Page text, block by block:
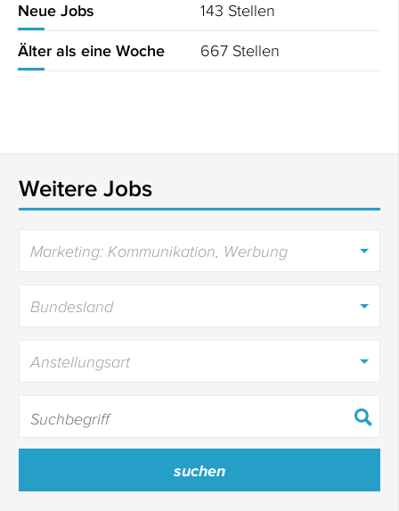
Neue Jobs 143 Stellen
Älter als eine Woche 667 Stellen
Weitere Jobs
Marketing: Kommunikation, Werbung
Bundesland
Anstellungsart